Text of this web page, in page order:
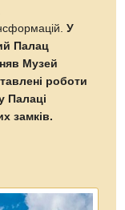
У
Палац
Музей
роботи
Палаці
замків.